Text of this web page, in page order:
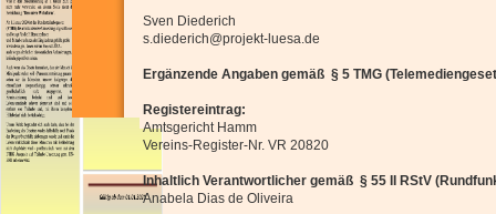
Sven Diederich
s.diederich@projekt-luesa.de
Ergänzende Angaben gemäß § 5 TMG
Registereintrag:
Amtsgericht Hamm
Vereins-Register-Nr. VR 20820
Inhaltlich Verantwortlicher gemäß § 55 II RStV
Anabela Dias de Oliveira